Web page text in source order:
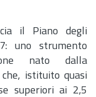
il Piano degli
uno strumento
nato dalla
istituito quasi
superiori ai 2,5